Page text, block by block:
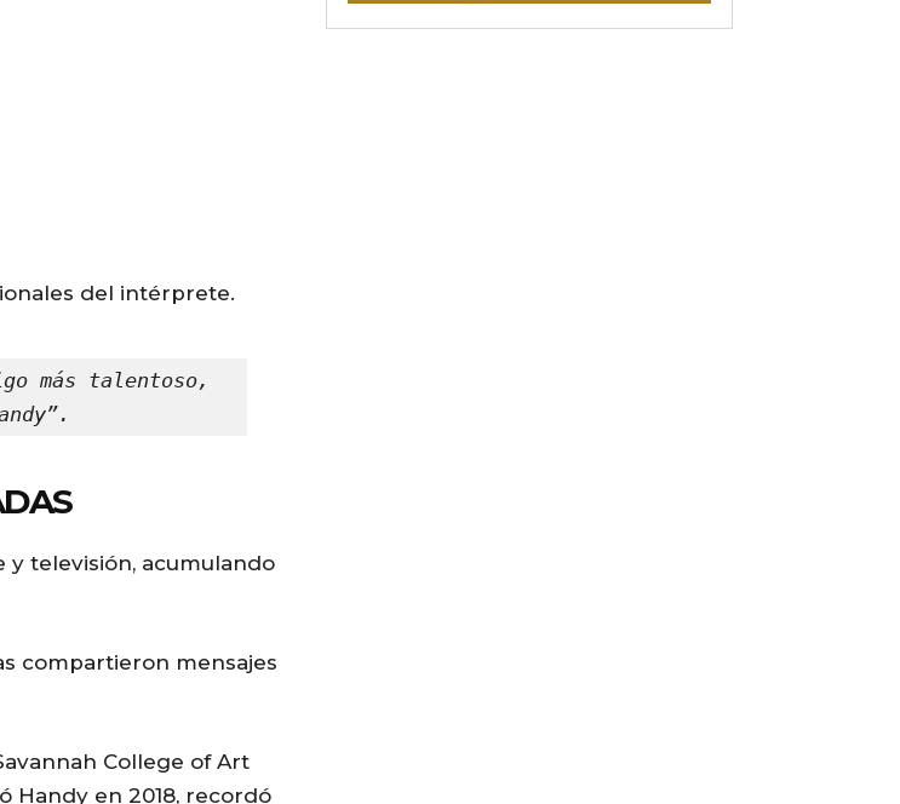
del intérprete.
más talentoso,
y televisión, acumulando
compartieron mensajes
College of Art
Handy en 2018, recordó